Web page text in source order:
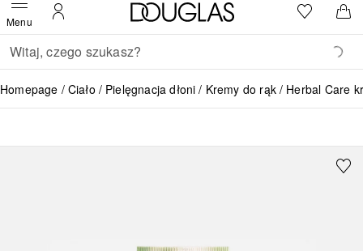
MenuOtwórz menuMoje konto
Strona główna Douglas
Do listyDo
Wracać
Wykonaj wyszukiwanie
Homepage Ciało Pielęgnacja dłoni Kremy do rąk Herbal Care